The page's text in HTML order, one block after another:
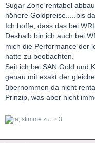
Sugar Zone rentabel
höhere Goldpreise.....bis
Ich hoffe, dass das bei
Deshalb bin ich auch bei
mich die Performance der
hatte zu beobachten.
Seit ich bei SAN Gold und
genau mit exakt der
übernommen da nicht
Prinzip, was aber nicht
3